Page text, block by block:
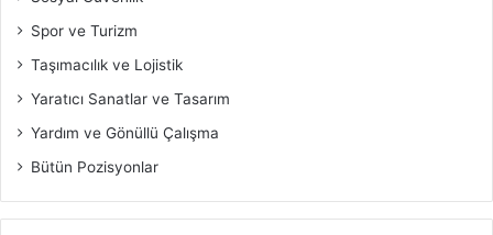
Spor ve Turizm
Taşımacılık ve Lojistik
Yaratıcı Sanatlar ve Tasarım
Yardım ve Gönüllü Çalışma
Bütün Pozisyonlar